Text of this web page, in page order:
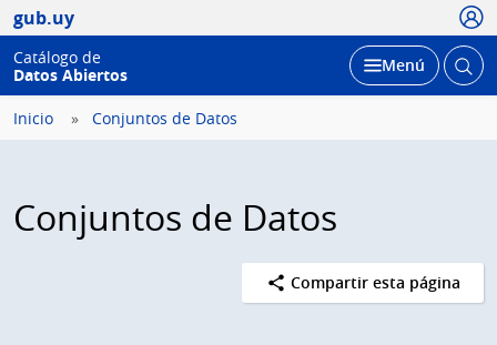
gub.uy
Catálogo de
Datos Abiertos
Desplegar
Menú Abrir
Inicio Conjuntos de Datos
Conjuntos de Datos
Compartir esta página